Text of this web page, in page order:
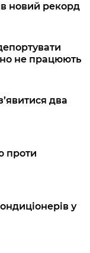
новий рекорд
не працюють
два
проти
у